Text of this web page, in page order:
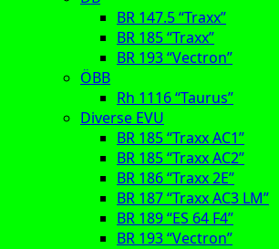
BR 147.5 “Traxx”
BR 185 “Traxx”
BR 193 “Vectron”
ÖBB
Rh 1116 “Taurus”
Diverse EVU
BR 185 “Traxx AC1”
BR 185 “Traxx AC2”
BR 186 “Traxx 2E”
BR 187 “Traxx AC3 LM”
BR 189 “ES 64 F4”
BR 193 “Vectron”